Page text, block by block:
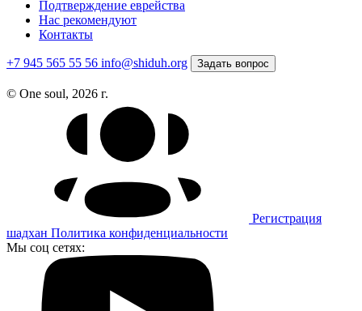
Подтверждение еврейства
Нас рекомендуют
Контакты
+7 945 565 55 56 info@shiduh.org Задать вопрос
© One soul, 2026 г.
Регистрация
шадхан Политика конфиденциальности
Мы соц сетях: